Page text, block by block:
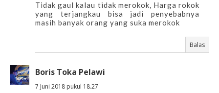
Tidak gaul kalau tidak merokok, Harga rokok
yang terjangkau bisa jadi penyebabnya
masih banyak orang yang suka merokok
Balas
Boris Toka Pelawi
7 Juni 2018 pukul 18.27